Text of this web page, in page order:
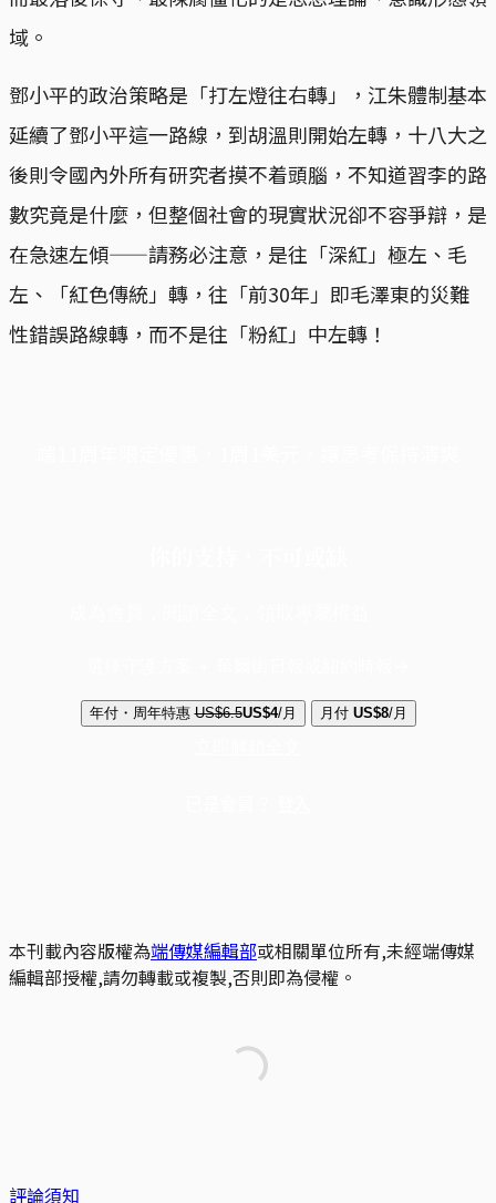
域。
鄧小平的政治策略是「打左燈往右轉」，江朱體制基本
延續了鄧小平這一路線，到胡溫則開始左轉，十八大之
後則令國內外所有研究者摸不着頭腦，不知道習李的路
數究竟是什麼，但整個社會的現實狀況卻不容爭辯，是
在急速左傾——請務必注意，是往「深紅」極左、毛
左、「紅色傳統」轉，往「前30年」即毛澤東的災難
性錯誤路線轉，而不是往「粉紅」中左轉！
年付・周年特惠 US$6.5US$4/月 月付 US$8/月
本刊載內容版權為端傳媒編輯部或相關單位所有,未經端傳媒
編輯部授權,請勿轉載或複製,否則即為侵權。
評論須知